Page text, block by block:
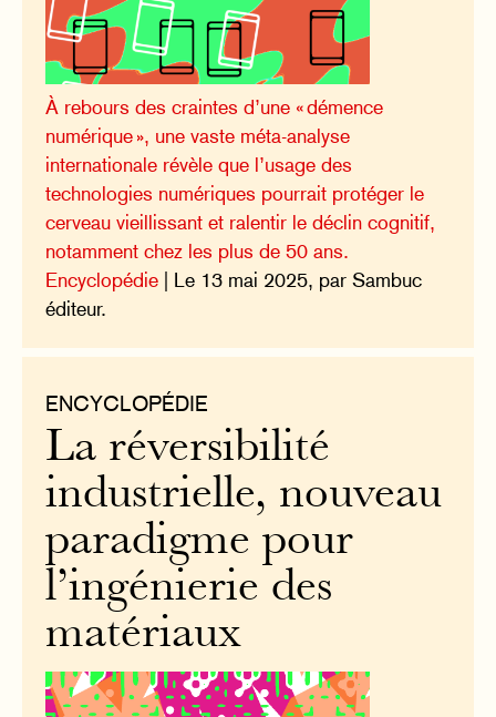
À rebours des craintes d’une « démence
numérique », une vaste méta-analyse
internationale révèle que l’usage des
technologies numériques pourrait protéger le
cerveau vieillissant et ralentir le déclin cognitif,
notamment chez les plus de 50 ans.
Encyclopédie | Le 13 mai 2025, par Sambuc
éditeur.
ENCYCLOPÉDIE
La réversibilité
industrielle, nouveau
paradigme pour
l’ingénierie des
matériaux